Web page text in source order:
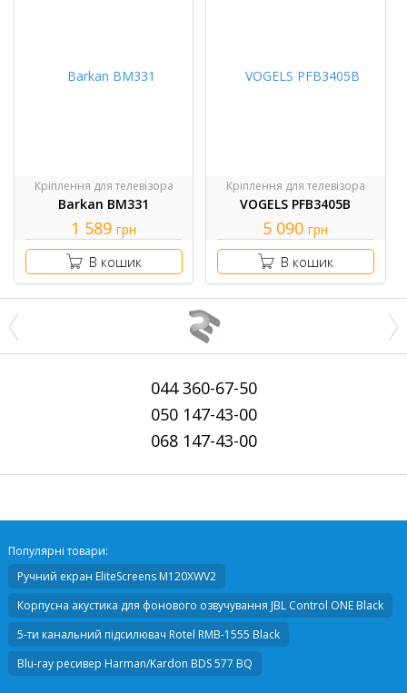
Кріплення для телевізора
Barkan BM331
1 589 грн
В кошик
Кріплення для телевізора
VOGELS PFB3405B
5 090 грн
В кошик
044360-67-50
050147-43-00
068147-43-00
Популярні товари:
Ручний екран EliteScreens M120XWV2
Корпусна акустика для фонового озвучування JBL Control ONE Black
5-ти канальний підсилювач Rotel RMB-1555 Black
Blu-ray ресивер Harman/Kardon BDS 577 BQ